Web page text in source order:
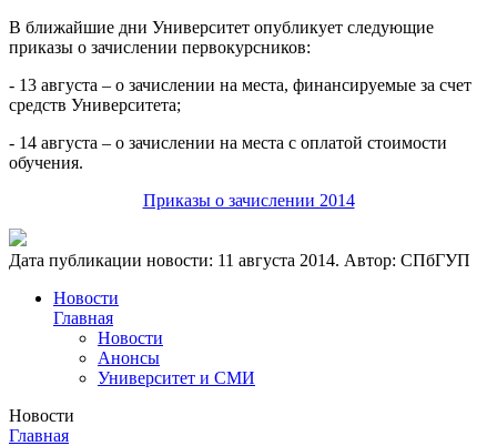
В ближайшие дни Университет опубликует следующие
приказы о зачислении первокурсников:
- 13 августа – о зачислении на места, финансируемые за счет
средств Университета;
- 14 августа – о зачислении на места с оплатой стоимости
обучения.
Приказы о зачислении 2014
Дата публикации новости: 11 августа 2014. Автор: СПбГУП
Новости
Главная
Новости
Анонсы
Университет и СМИ
Новости
Главная